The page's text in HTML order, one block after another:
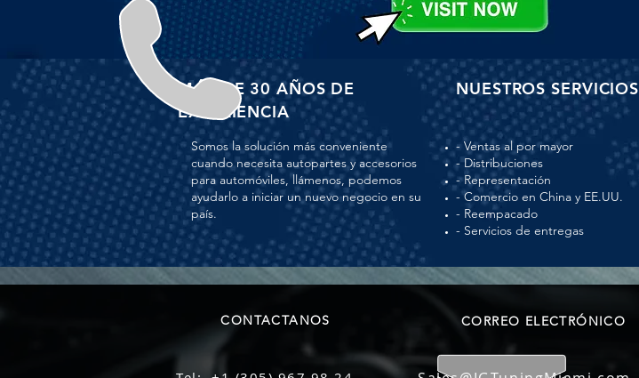
MÁS DE 30 AÑOS DE
EXPERIENCIA
Somos la solución más conveniente
cuando necesita autopartes y accesorios
para automóviles, llámenos, podemos
ayudarlo a iniciar un nuevo negocio en su
país.
NUESTROS SERVICIOS
- Ventas al por mayor
- Distribuciones
- Representación
- Comercio en China y EE.UU.
- Reempacado
- Servicios de entregas
CONTACTANOS CORREO ELECTRÓNICO